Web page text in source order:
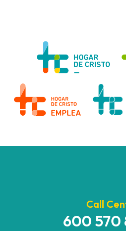
Call
600